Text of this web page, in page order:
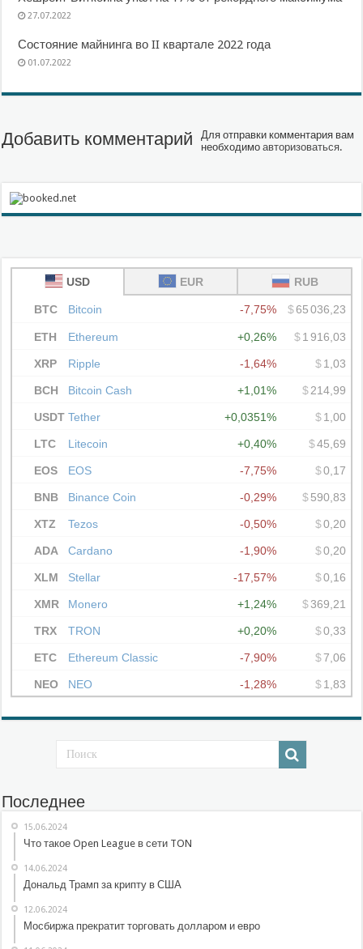
27.07.2022
Состояние майнинга во II квартале 2022 года
01.07.2022
Добавить комментарий
Для отправки комментария вам
необходимоавторизоваться.
Последнее
15.06.2024
Что такое Open League в сети TON
14.06.2024
Дональд Трамп за крипту в США
12.06.2024
Мосбиржа прекратит торговать долларом и евро